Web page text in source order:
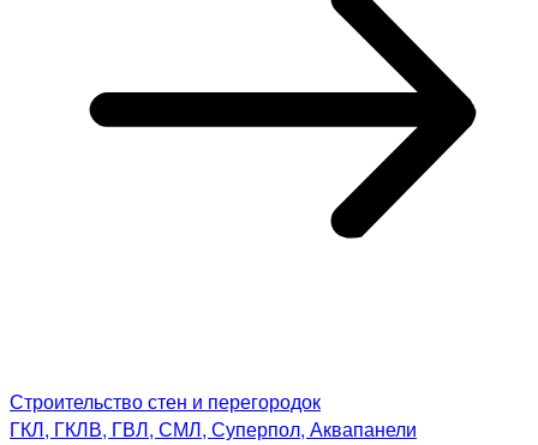
Строительство стен и перегородок
ГКЛ, ГКЛВ, ГВЛ, СМЛ, Суперпол, Аквапанели